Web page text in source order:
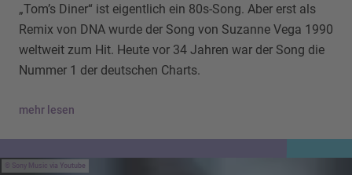
„Tom’s Diner“ ist eigentlich ein 80s-Song. Aber erst als
Remix von DNA wurde der Song von Suzanne Vega 1990
weltweit zum Hit. Heute vor 34 Jahren war der Song die
Nummer 1 der deutschen Charts.
mehr lesen
Sony Music via Youtube